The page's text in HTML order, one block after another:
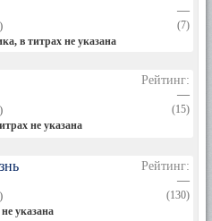
в титрах не указана
—
(7)
не указана
Рейтинг:
—
(15)
указана
Рейтинг:
—
(130)